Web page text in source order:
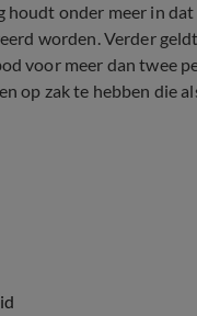
houdt onder meer in dat
worden. Verder
voor meer dan twee
op zak te hebben die